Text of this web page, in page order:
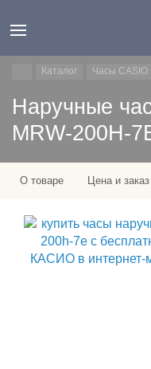
Каталог Часы CASIO
Наручные
MRW-200H-
О товаре Цена и заказ